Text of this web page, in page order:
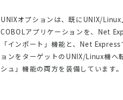
UNIXオプションは、既にUNIX/
COBOLアプリケーションを、Net
「インポート」機能と、Net
ョンをターゲットのUNIX/Linux機へ
シュ」機能の両方を装備しています。